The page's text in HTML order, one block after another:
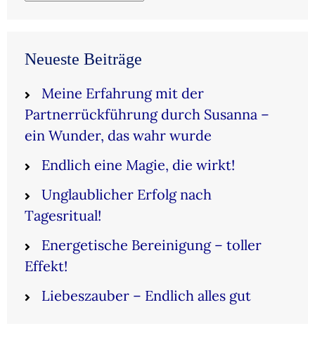
Neueste Beiträge
Meine Erfahrung mit der
Partnerrückführung durch Susanna –
ein Wunder, das wahr wurde
Endlich eine Magie, die wirkt!
Unglaublicher Erfolg nach
Tagesritual!
Energetische Bereinigung – toller
Effekt!
Liebeszauber – Endlich alles gut